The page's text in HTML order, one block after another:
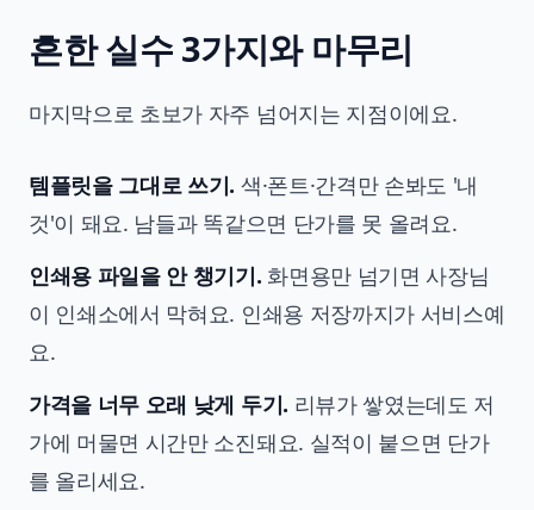
흔한 실수 3가지와 마무리
마지막으로 초보가 자주 넘어지는 지점이에요.
템플릿을 그대로 쓰기. 색·폰트·간격만 손봐도 '내
것'이 돼요. 남들과 똑같으면 단가를 못 올려요.
인쇄용 파일을 안 챙기기. 화면용만 넘기면 사장님
이 인쇄소에서 막혀요. 인쇄용 저장까지가 서비스예
요.
가격을 너무 오래 낮게 두기. 리뷰가 쌓였는데도 저
가에 머물면 시간만 소진돼요. 실적이 붙으면 단가
를 올리세요.